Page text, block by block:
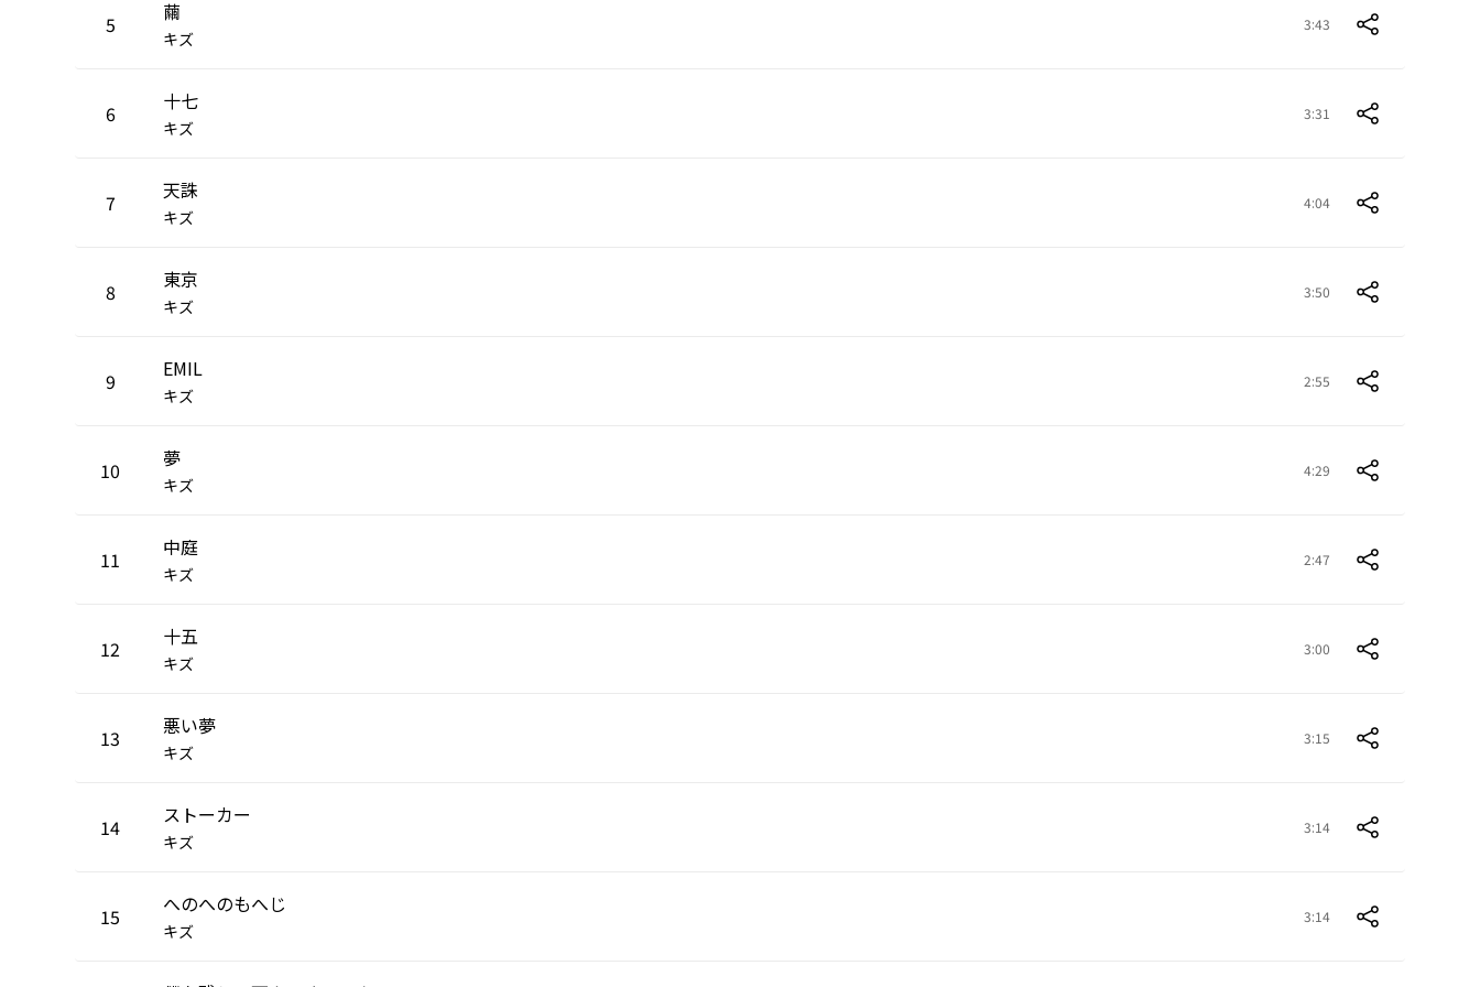
5 繭
キズ
3:43
6 十七
キズ
3:31
7 天誅
キズ
4:04
8 東京
キズ
3:50
9 EMIL
キズ
2:55
10 夢
キズ
4:29
11 中庭
キズ
2:47
12 十五
キズ
3:00
13 悪い夢
キズ
3:15
14 ストーカー
キズ
3:14
15 へのへのもへじ
キズ
3:14